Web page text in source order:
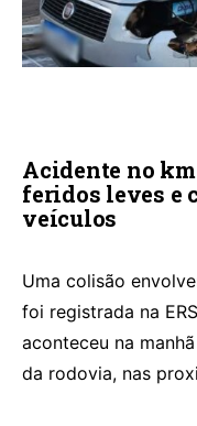
Acidente no
feridos leves e
veículos
Uma colisão
foi registrada na
aconteceu na
da rodovia, nas